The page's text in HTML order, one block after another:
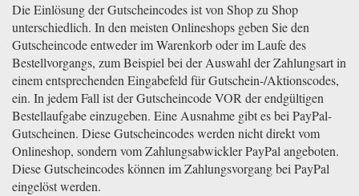
Die Einlösung der Gutscheincodes ist von Shop zu Shop
unterschiedlich. In den meisten Onlineshops geben Sie den
Gutscheincode entweder im Warenkorb oder im Laufe des
Bestellvorgangs, zum Beispiel bei der Auswahl der Zahlungsart in
einem entsprechenden Eingabefeld für Gutschein-/Aktionscodes,
ein. In jedem Fall ist der Gutscheincode VOR der endgültigen
Bestellaufgabe einzugeben. Eine Ausnahme gibt es bei PayPal-
Gutscheinen. Diese Gutscheincodes werden nicht direkt vom
Onlineshop, sondern vom Zahlungsabwickler PayPal angeboten.
Diese Gutscheincodes können im Zahlungsvorgang bei PayPal
eingelöst werden.